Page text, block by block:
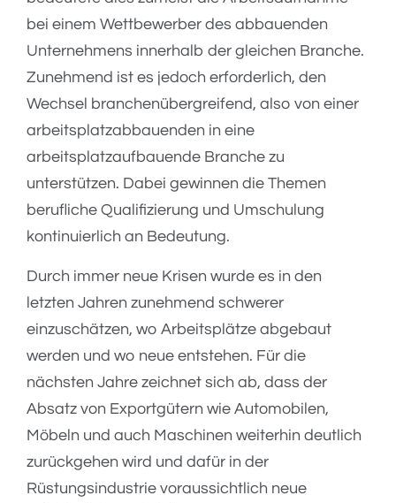
bei einem Wettbewerber des abbauenden
Unternehmens innerhalb der gleichen Branche.
Zunehmend ist es jedoch erforderlich, den
Wechsel branchenübergreifend, also von einer
arbeitsplatzabbauenden in eine
arbeitsplatzaufbauende Branche zu
unterstützen. Dabei gewinnen die Themen
berufliche Qualifizierung und Umschulung
kontinuierlich an Bedeutung.
Durch immer neue Krisen wurde es in den
letzten Jahren zunehmend schwerer
einzuschätzen, wo Arbeitsplätze abgebaut
werden und wo neue entstehen. Für die
nächsten Jahre zeichnet sich ab, dass der
Absatz von Exportgütern wie Automobilen,
Möbeln und auch Maschinen weiterhin deutlich
zurückgehen wird und dafür in der
Rüstungsindustrie voraussichtlich neue